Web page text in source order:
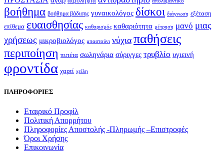
βοήθημα βοήθημα βάδισης γυναικολόγος δίσκοι διάγνωση εξέταση
επίθεμα ευαισθησίας καθαρισμός καθαριότητα μέτρηση μανό μιας
χρήσεως μικροβιολόγος μπαστούνι νύχια παθήσεις
περιποίηση πιπέτα σωληνάρια σύριγγες τρυβλίο υγιεινή
φροντίδα χαρτί χείλη
ΠΛΗΡΟΦΟΡΙΕΣ
Εταιρικό Προφίλ
Πολιτική Απορρήτου
Πληροφορίες Αποστολής -Πληρωμής –Επιστροφές
Όροι Χρήσης
Επικοινωνία